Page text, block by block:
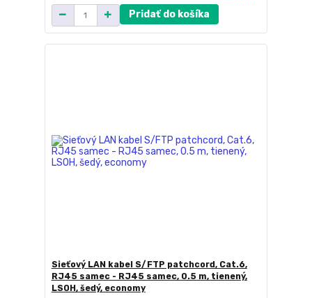
Pridať do košíka
Sieťový LAN kabel S/FTP patchcord, Cat.6,
RJ45 samec - RJ45 samec, 0.5 m, tienený,
LSOH, šedý, economy